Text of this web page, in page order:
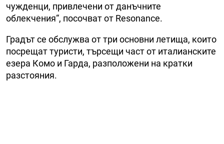
чужденци, привлечени от данъчните
облекчения“, посочват от Resonance.
Градът се обслужва от три основни летища, които
посрещат туристи, търсещи част от италианските
езера Комо и Гарда, разположени на кратки
разстояния.